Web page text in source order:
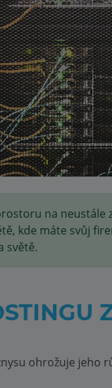
na neustále
kde máte svůj
světě.
ohrožuje jeho